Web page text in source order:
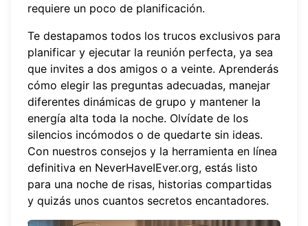
requiere un poco de planificación.
Te destapamos todos los trucos exclusivos para
planificar y ejecutar la reunión perfecta, ya sea
que invites a dos amigos o a veinte. Aprenderás
cómo elegir las preguntas adecuadas, manejar
diferentes dinámicas de grupo y mantener la
energía alta toda la noche. Olvídate de los
silencios incómodos o de quedarte sin ideas.
Con nuestros consejos y la herramienta en línea
definitiva en NeverHaveIEver.org, estás listo
para una noche de risas, historias compartidas
y quizás unos cuantos secretos encantadores.